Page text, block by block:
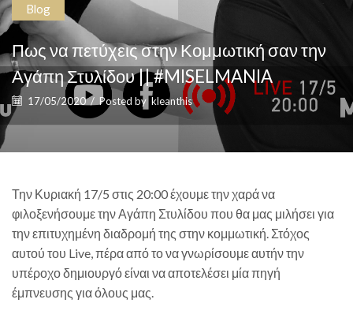
Blog
Πως να πετύχεις στην Κομμωτική σαν την
Αγάπη Στυλίδου || #MISELMANIA
17/05/2020 / Posted by kleanthis
Την Κυριακή 17/5 στις 20:00 έχουμε την χαρά να
φιλοξενήσουμε την Αγάπη Στυλίδου που θα μας μιλήσει για
την επιτυχημένη διαδρομή της στην κομμωτική. Στόχος
αυτού του Live, πέρα από το να γνωρίσουμε αυτήν την
υπέροχο δημιουργό είναι να αποτελέσει μία πηγή
έμπνευσης για όλους μας.